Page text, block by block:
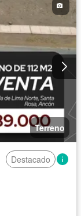
Terreno
Destacado